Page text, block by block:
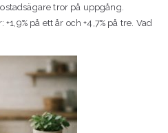
tror på uppgång.
på ett år och +4,7% på tre. Vad